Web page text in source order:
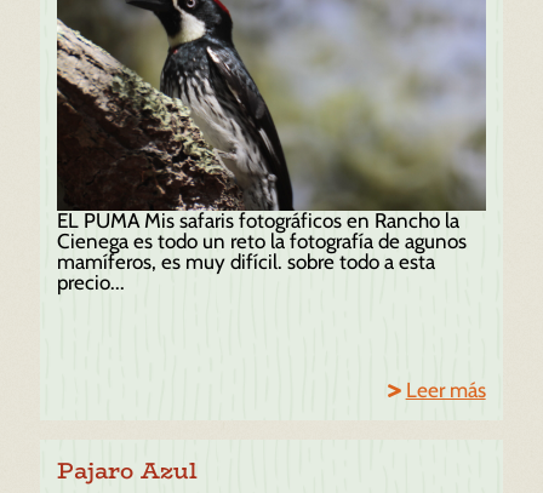
EL PUMA Mis safaris fotográficos en Rancho la
Cienega es todo un reto la fotografía de agunos
mamíferos, es muy difícil. sobre todo a esta
precio...
Leer más
Pajaro Azul